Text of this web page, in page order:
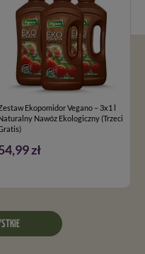
wymagane od osób
określone w art.28 ustawy
z dnia 08.03.2013
Ekopomidor Vegano – 3x1 l
Nawóz Ekologiczny (Trzeci
zł